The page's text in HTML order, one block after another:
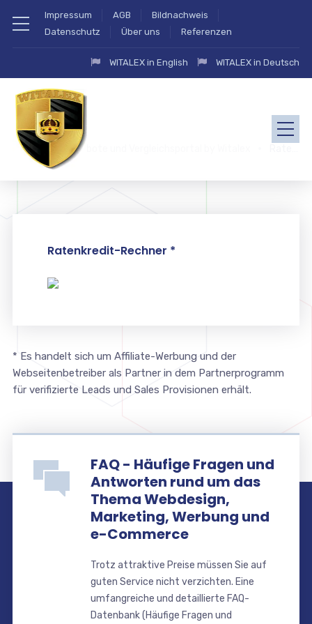
Impressum AGB
Bildnachweis
Datenschutz
Über uns Referenzen
WITALEX in English WITALEX in Deutsch
zahlung.eu Angebote und Vergleichsportal by Witalex
Ratenkredit-Rechner *
* Es handelt sich um Affiliate-Werbung und der
Webseitenbetreiber als Partner in dem Partnerprogramm
für verifizierte Leads und Sales Provisionen erhält.
FAQ - Häufige Fragen und
Antworten rund um das
Thema Webdesign,
Marketing, Werbung und
e-Commerce
Trotz attraktive Preise müssen Sie auf
guten Service nicht verzichten. Eine
umfangreiche und detaillierte FAQ-
Datenbank (Häufige Fragen und